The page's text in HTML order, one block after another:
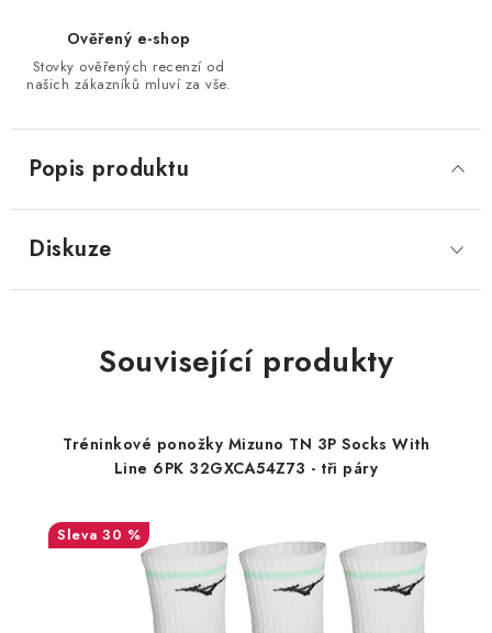
Ověřený e-shop
Stovky ověřených recenzí od
našich zákazníků mluví za vše.
Popis produktu
Diskuze
Související produkty
Tréninkové ponožky Mizuno TN 3P Socks With
Line 6PK 32GXCA54Z73 - tři páry
30 %